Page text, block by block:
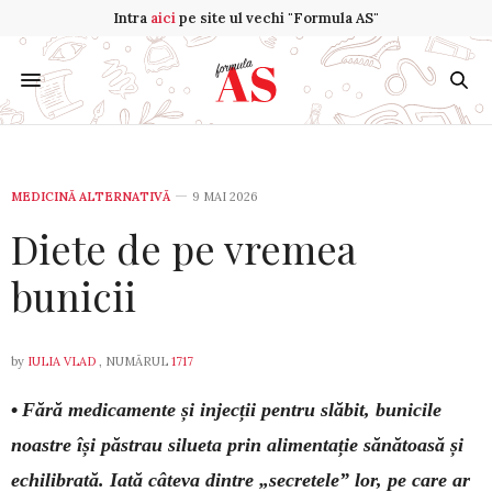
Intra aicipe site ul vechi "Formula AS"
MEDICINĂ ALTERNATIVĂ 9 MAI 2026
Diete de pe vremea
bunicii
by IULIA VLAD , NUMĂRUL 1717
• Fără medicamente și injecții pentru slăbit, bu­nicile
noastre își păstrau silueta prin alimentație să­nătoasă și
echilibrată. Iată câteva dintre „secretele” lor, pe care ar